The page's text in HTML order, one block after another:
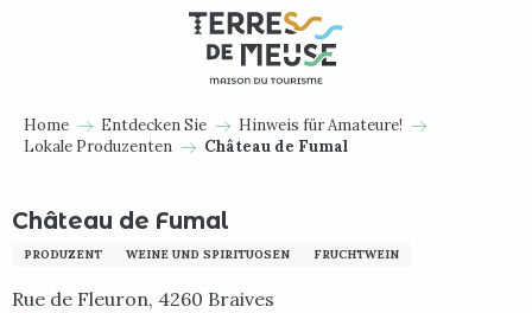
Home Entdecken Sie
Hinweis für Amateure!
Lokale Produzenten
Château de Fumal
Château de Fumal
PRODUZENT WEINE UND SPIRITUOSEN FRUCHTWEIN
Rue de Fleuron, 4260 Braives